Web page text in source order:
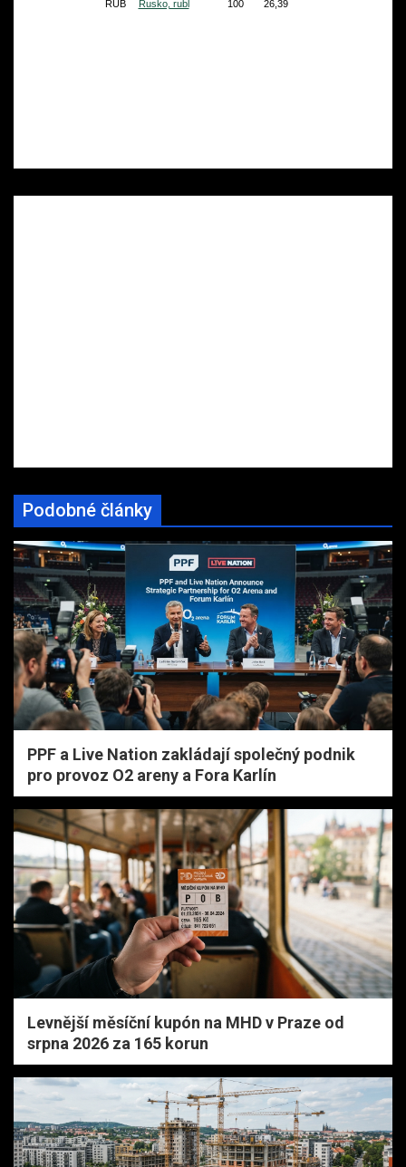
Podobné články
PPF a Live Nation zakládají společný podnik
pro provoz O2 areny a Fora Karlín
Levnější měsíční kupón na MHD v Praze od
srpna 2026 za 165 korun